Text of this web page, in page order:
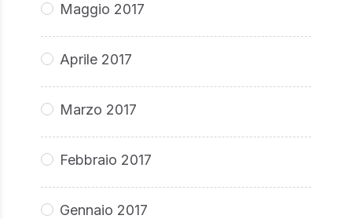
Maggio 2017
Aprile 2017
Marzo 2017
Febbraio 2017
Gennaio 2017